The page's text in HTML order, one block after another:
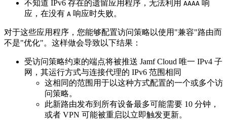
不知道 IPv6 存在的遗留应用程序，无法利用 AAAA 响
应，在没有 A 响应时失败。
对于这些应用程序，您能够配置访问策略以使用"兼容"路由而
不是"优化"。这样做会导致以下结果：
受访问策略约束的端点将被推送 Jamf Cloud 唯一 IPv4 子
网，其运行方式与连接代理的 IPv6 范围相同
这相同的范围用于以这种方式配置的一个或多个访
问策略。
此新路由发布到所有设备最多可能需要 10 分钟，
或者 VPN 可能被重启以立即触发更新。